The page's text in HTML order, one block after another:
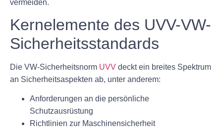
vermeiden.
Kernelemente des UVV-VW-
Sicherheitsstandards
Die VW-Sicherheitsnorm UVV deckt ein breites Spektrum
an Sicherheitsaspekten ab, unter anderem:
Anforderungen an die persönliche
Schutzausrüstung
Richtlinien zur Maschinensicherheit